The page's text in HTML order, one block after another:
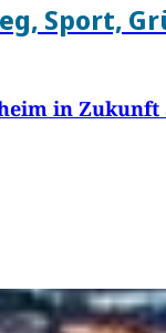
Sport,
in Zukunft